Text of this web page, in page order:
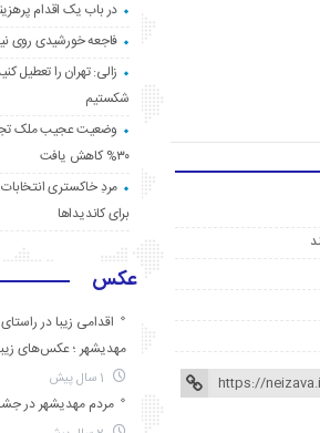
در باب یک اقدام
فاجعه خورشیدی روی
زالی: تهران را تعطیل
شکستیم
وضعیت عجیب ملک
۳۰% کاهش یافت
برای کاندیداها
عکس
اقدامی زیبا در
مهدیشهر ؛ عکس‌های
مردم مهدیشهر در جشن ۴۵ سالگیِ